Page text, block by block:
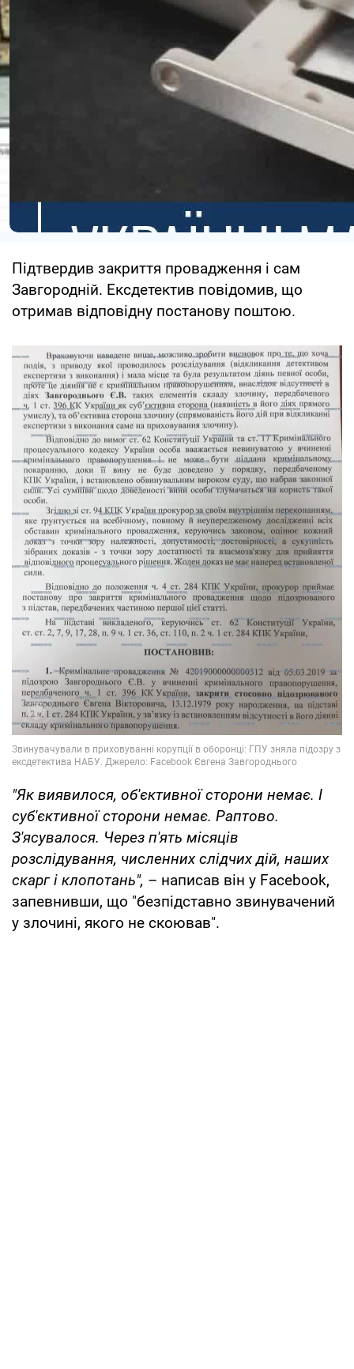
Підтвердив закриття провадження і сам
Завгородній. Ексдетектив повідомив, що
отримав відповідну постанову поштою.
"Як виявилося, об'єктивної сторони немає. І
суб'єктивної сторони немає. Раптово.
З'ясувалося. Через п'ять місяців
розслідування, численних слідчих дій, наших
скарг і клопотань", – написав він у Fаcebook,
запевнивши, що "безпідставно звинувачений
у злочині, якого не скоював".